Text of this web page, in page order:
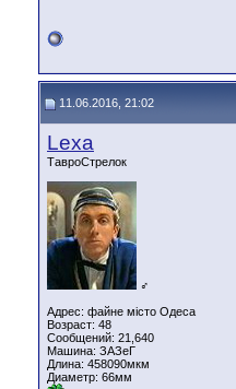
11.06.2016, 21:02
Lexa
ТавроСтрелок
♂
Адрес: файне місто Одеса
Возраст: 48
Сообщений: 21,640
Машина: ЗАЗеГ
Длина: 458090мкм
Диаметр: 66мм